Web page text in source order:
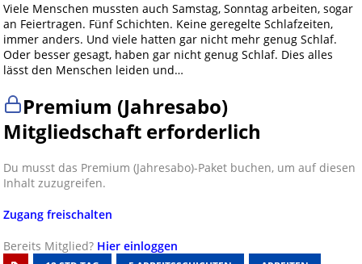
Viele Menschen mussten auch Samstag, Sonntag arbeiten, sogar
an Feiertragen. Fünf Schichten. Keine geregelte Schlafzeiten,
immer anders. Und viele hatten gar nicht mehr genug Schlaf.
Oder besser gesagt, haben gar nicht genug Schlaf. Dies alles
lässt den Menschen leiden und…
Premium (Jahresabo)
Mitgliedschaft erforderlich
Du musst das Premium (Jahresabo)-Paket buchen, um auf diesen
Inhalt zuzugreifen.
Zugang freischalten
Bereits Mitglied? Hier einloggen